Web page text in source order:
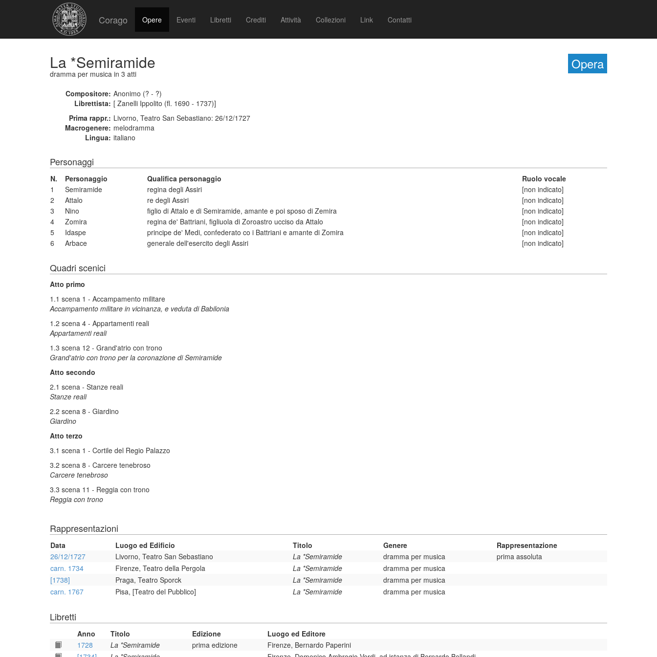
Corago Opere Eventi Libretti Crediti Attività Collezioni Link Contatti
Opera
La *Semiramide
dramma per musica in 3 atti
Compositore: Anonimo (? - ?)
Librettista: [ Zanelli Ippolito (fl. 1690 - 1737)]
Prima rappr.: Livorno, Teatro San Sebastiano: 26/12/1727
Macrogenere: melodramma
Lingua: italiano
Personaggi
N. Personaggio Qualifica personaggio
Ruolo vocale
1
Semiramide regina degli Assiri
[non indicato]
2
Attalo re degli Assiri
[non indicato]
3
Nino figlio di Attalo e di Semiramide, amante e poi sposo di Zemira
[non indicato]
4
Zomira regina de' Battriani, figliuola di Zoroastro ucciso da Attalo
[non indicato]
5
Idaspe principe de' Medi, confederato co i Battriani e amante di Zomira
[non indicato]
6
Arbace generale dell'esercito degli Assiri [non indicato]
Quadri scenici
Atto primo
1.1 scena 1 - Accampamento militare
Accampamento militare in vicinanza, e veduta di Babilonia
1.2 scena 4 - Appartamenti reali
Appartamenti reali
1.3 scena 12 - Grand'atrio con trono
Grand'atrio con trono per la coronazione di Semiramide
Atto secondo
2.1 scena - Stanze reali
Stanze reali
2.2 scena 8 - Giardino
Giardino
Atto terzo
3.1 scena 1 - Cortile del Regio Palazzo
3.2 scena 8 - Carcere tenebroso
Carcere tenebroso
3.3 scena 11 - Reggia con trono
Reggia con trono
Rappresentazioni
Data Luogo ed Edificio Titolo Genere
Rappresentazione
26/12/1727
Livorno, Teatro San Sebastiano La *Semiramide dramma per musica
prima assoluta
carn. 1734
Firenze, Teatro della Pergola La *Semiramide
dramma per musica
[1738]
Praga, Teatro Sporck La *Semiramide
dramma per musica
carn. 1767
Pisa, [Teatro del Pubblico] La *Semiramide dramma per musica
Libretti
Anno Titolo Edizione
Luogo ed Editore
1728
La *Semiramide prima edizione
Firenze, Bernardo Paperini